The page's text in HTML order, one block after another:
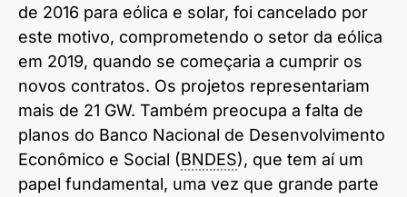
de 2016 para eólica e solar, foi cancelado por
este motivo, comprometendo o setor da eólica
em 2019, quando se começaria a cumprir os
novos contratos. Os projetos representariam
mais de 21 GW. Também preocupa a falta de
planos do Banco Nacional de Desenvolvimento
Econômico e Social (BNDES), que tem aí um
papel fundamental, uma vez que grande parte